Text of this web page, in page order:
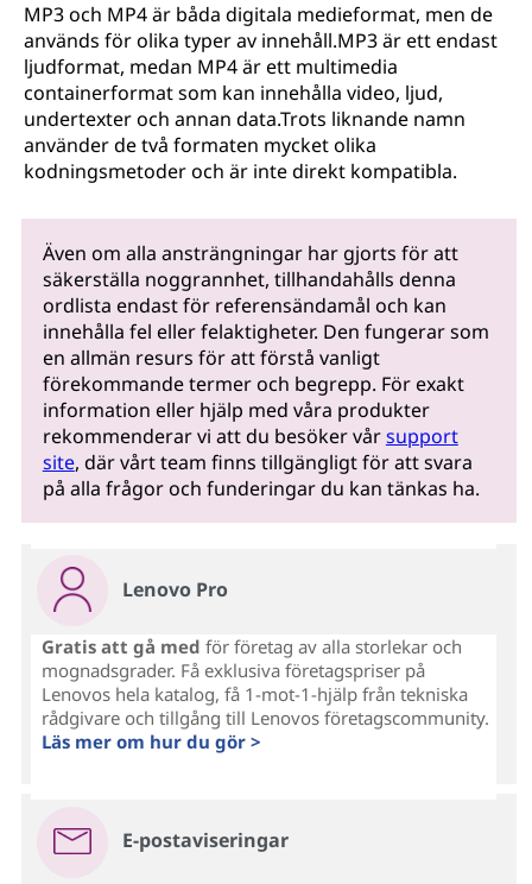
MP3 och MP4 är båda digitala medieformat, men de
används för olika typer av innehåll.MP3 är ett endast
ljudformat, medan MP4 är ett multimedia
containerformat som kan innehålla video, ljud,
undertexter och annan data.Trots liknande namn
använder de två formaten mycket olika
kodningsmetoder och är inte direkt kompatibla.
Även om alla ansträngningar har gjorts för att
säkerställa noggrannhet, tillhandahålls denna
ordlista endast för referensändamål och kan
innehålla fel eller felaktigheter. Den fungerar som
en allmän resurs för att förstå vanligt
förekommande termer och begrepp. För exakt
information eller hjälp med våra produkter
rekommenderar vi att du besöker vårsupport
site, där vårt team finns tillgängligt för att svara
på alla frågor och funderingar du kan tänkas ha.
Lenovo Pro
Gratis att gå med för företag av alla storlekar och
mognadsgrader. Få exklusiva företagspriser på
Lenovos hela katalog, få 1-mot-1-hjälp från tekniska
rådgivare och tillgång till Lenovos företagscommunity.
Läs mer om hur du gör >
E-postaviseringar